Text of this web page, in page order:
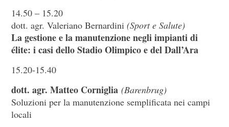
14.50 – 15.20
dott. agr. Valeriano Bernardini(Sport e Salute)
La gestione e la manutenzione negli impianti di
élite: i casi dello Stadio Olimpico e del Dall’Ara
15.20-15.40
dott. agr. Matteo Corniglia (Barenbrug)
Soluzioni per la manutenzione semplificata nei campi
locali